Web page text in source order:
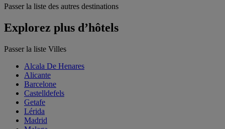
Passer la liste des autres destinations
Explorez plus d’hôtels
Passer la liste Villes
Alcala De Henares
Alicante
Barcelone
Castelldefels
Getafe
Lérida
Madrid